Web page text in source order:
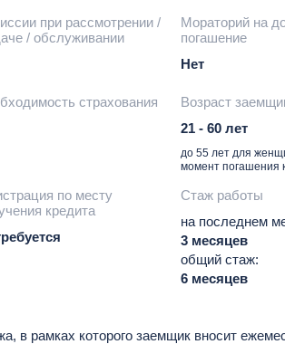
при рассмотрении /
/ обслуживании
Мораторий на
погашение
Нет
страхования
Возраст
21 - 60 лет
до 55 лет для
момент погашения
по месту
кредита
Стаж работы
на последнем
3 месяцев
общий стаж:
6 месяцев
в рамках которого заемщик вносит